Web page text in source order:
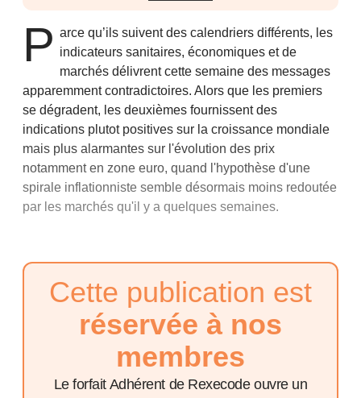
P arce qu’ils suivent des calendriers différents, les
indicateurs sanitaires, économiques et de
marchés délivrent cette semaine des messages
apparemment contradictoires. Alors que les premiers
se dégradent, les deuxièmes fournissent des
indications plutot positives sur la croissance mondiale
mais plus alarmantes sur l'évolution des prix
notamment en zone euro, quand l'hypothèse d'une
spirale inflationniste semble désormais moins redoutée
par les marchés qu'il y a quelques semaines.
Cette publication est
réservée à nos
membres
Le forfait Adhérent de Rexecode ouvre un